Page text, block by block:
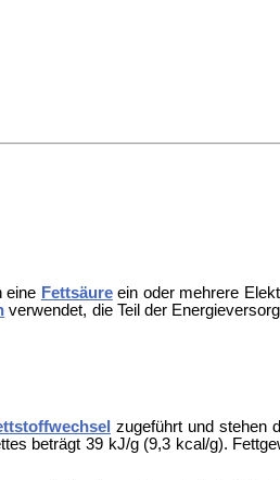
eine Fettsäureein oder mehrere
verwendet, die Teil der
zugeführt und stehen
beträgt 39 kJ/g (9,3 kcal/g).